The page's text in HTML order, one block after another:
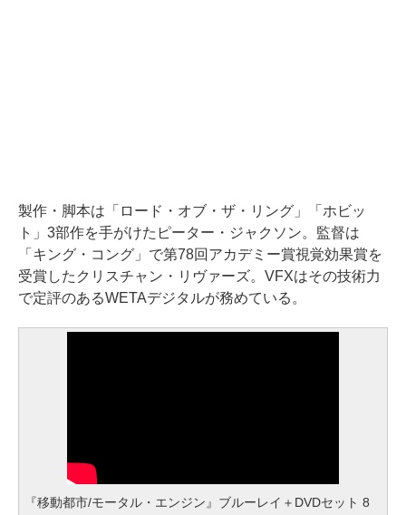
製作・脚本は「ロード・オブ・ザ・リング」「ホビッ
ト」3部作を手がけたピーター・ジャクソン。監督は
「キング・コング」で第78回アカデミー賞視覚効果賞を
受賞したクリスチャン・リヴァーズ。VFXはその技術力
で定評のあるWETAデジタルが務めている。
『移動都市/モータル・エンジン』ブルーレイ＋DVDセット 8